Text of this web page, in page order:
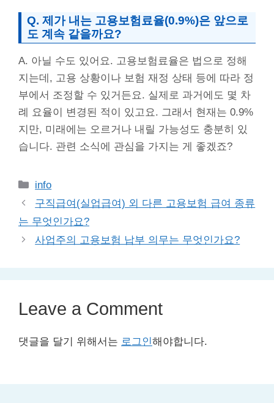
Q. 제가 내는 고용보험료율(0.9%)은 앞으로
도 계속 같을까요?
A. 아닐 수도 있어요. 고용보험료율은 법으로 정해
지는데, 고용 상황이나 보험 재정 상태 등에 따라 정
부에서 조정할 수 있거든요. 실제로 과거에도 몇 차
례 요율이 변경된 적이 있고요. 그래서 현재는 0.9%
지만, 미래에는 오르거나 내릴 가능성도 충분히 있
습니다. 관련 소식에 관심을 가지는 게 좋겠죠?
Categories
info
구직급여(실업급여) 외 다른 고용보험 급여 종류
는 무엇인가요?
사업주의 고용보험 납부 의무는 무엇인가요?
Leave a Comment
댓글을 달기 위해서는 로그인해야합니다.